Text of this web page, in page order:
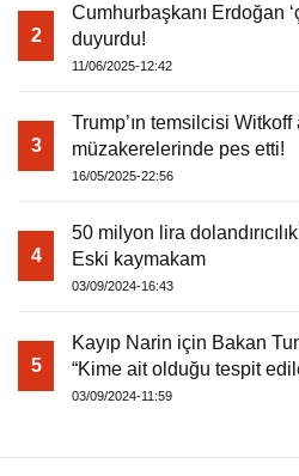
2
Cumhurbaşkanı Erdoğan
duyurdu!
11/06/2025-12:42
3
Trump’ın temsilcisi
müzakerelerinde pes etti!
16/05/2025-22:56
4
50 milyon lira
Eski kaymakam
03/09/2024-16:43
5
Kayıp Narin için Bakan
“Kime ait olduğu tespit
03/09/2024-11:59